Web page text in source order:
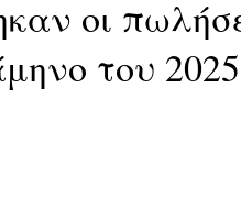
οι
του 2025